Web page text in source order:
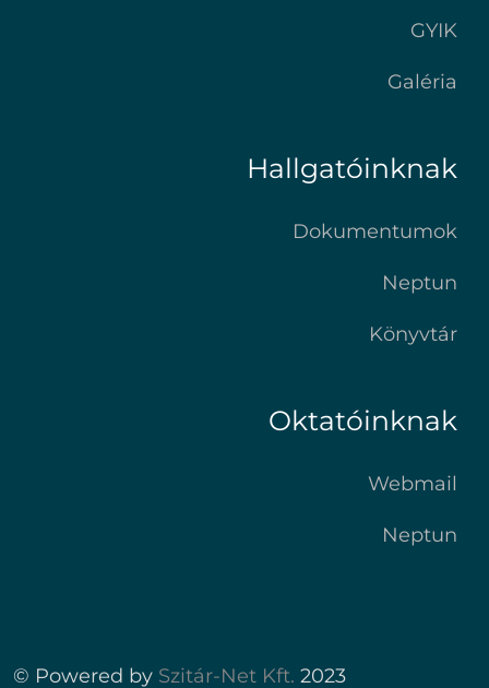
GYIK
Galéria
Hallgatóinknak
Dokumentumok
Neptun
Könyvtár
Oktatóinknak
Webmail
Neptun
© Powered by Szitár-Net Kft. 2023